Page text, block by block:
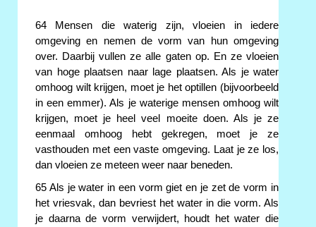
64 Mensen die waterig zijn, vloeien in iedere
omgeving en nemen de vorm van hun omgeving
over. Daarbij vullen ze alle gaten op. En ze vloeien
van hoge plaatsen naar lage plaatsen. Als je water
omhoog wilt krijgen, moet je het optillen (bijvoorbeeld
in een emmer). Als je waterige mensen omhoog wilt
krijgen, moet je heel veel moeite doen. Als je ze
eenmaal omhoog hebt gekregen, moet je ze
vasthouden met een vaste omgeving. Laat je ze los,
dan vloeien ze meteen weer naar beneden.
65 Als je water in een vorm giet en je zet de vorm in
het vriesvak, dan bevriest het water in die vorm. Als
je daarna de vorm verwijdert, houdt het water die